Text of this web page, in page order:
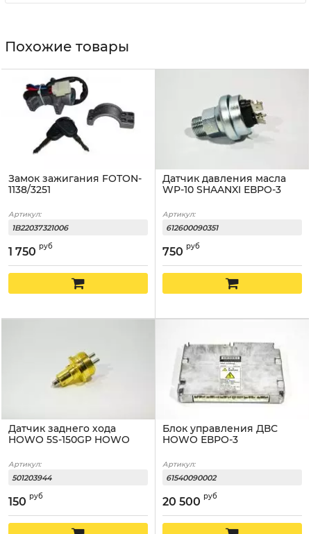
Похожие товары
Замок зажигания FOTON-
1138/3251
Артикул:
1B22037321006
1 750 руб
Датчик давления масла
WP-10 SHAANXI ЕВРО-3
Артикул:
612600090351
750 руб
Датчик заднего хода
HOWO 5S-150GP HOWO
Артикул:
501203944
150 руб
Блок управления ДВС
HOWO ЕВРО-3
Артикул:
61540090002
20 500 руб